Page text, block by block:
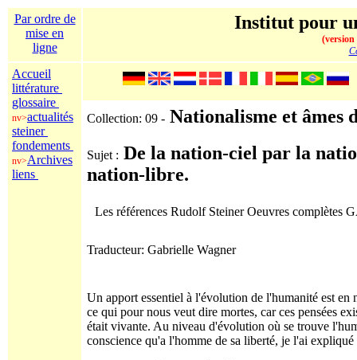
Par ordre de
mise en
ligne
Institut pour
(version
Accueil
littérature
glossaire
nv>actualités
steiner
fondements
nv>Archives
liens
Collection: 09 - Nationalisme et âmes
Sujet : De la nation-ciel par la
nation-libre.
Les références Rudolf Steiner Oeuvres complètes
Traducteur: Gabrielle Wagner
Un apport essentiel à l'évolution de l'humanité est en
ce qui pour nous veut dire mortes, car ces pensées
était vivante. Au niveau d'évolution où se trouve
conscience qu'a l'homme de sa liberté, je l'ai